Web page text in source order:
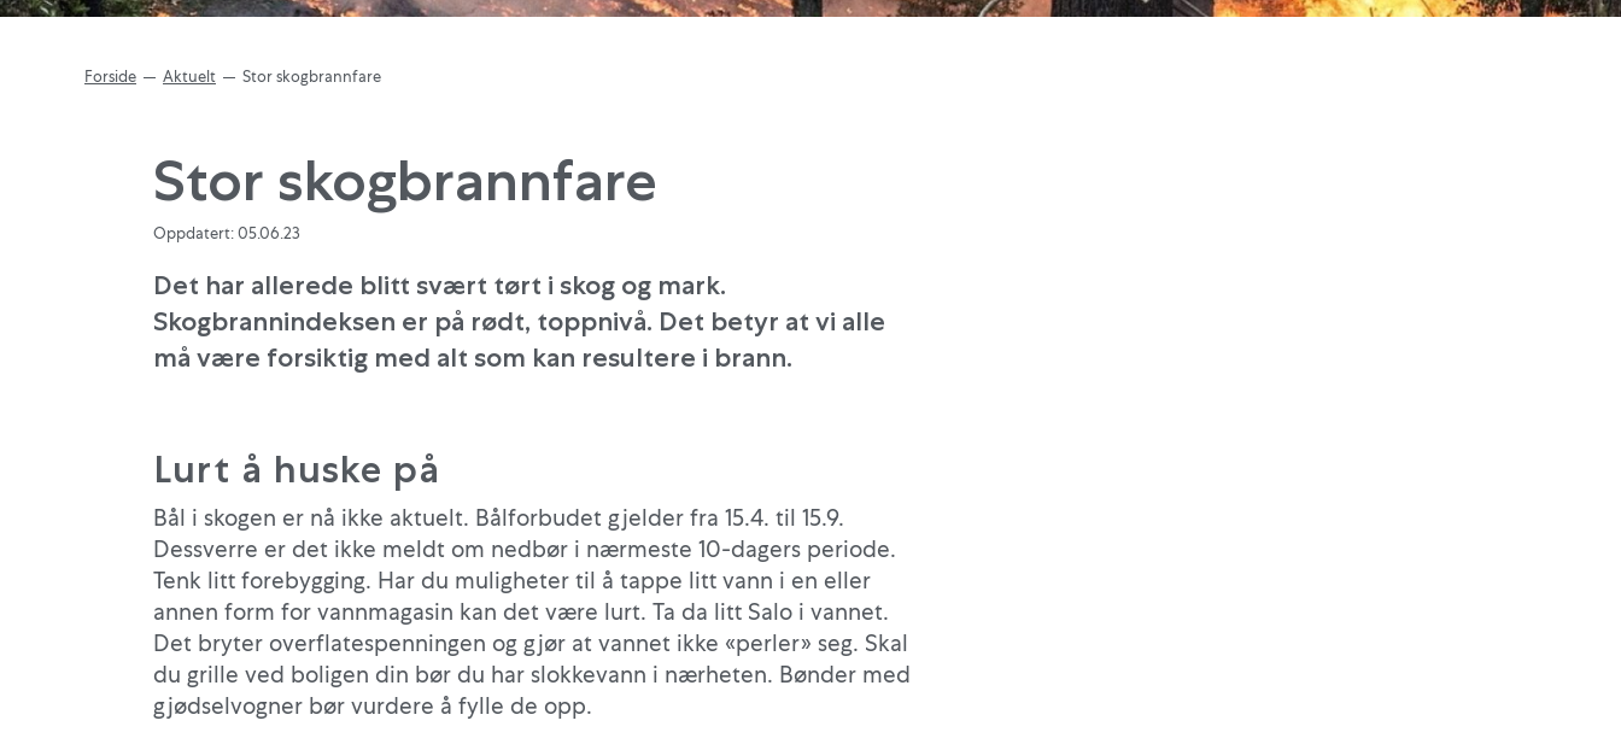
Forside Aktuelt Stor skogbrannfare
Stor skogbrannfare
Oppdatert: 05.06.23
Det har allerede blitt svært tørt i skog og mark.
Skogbrannindeksen er på rødt, toppnivå. Det betyr at vi alle
må være forsiktig med alt som kan resultere i brann.
Lurt å huske på
Bål i skogen er nå ikke aktuelt. Bålforbudet gjelder fra 15.4. til 15.9.
Dessverre er det ikke meldt om nedbør i nærmeste 10-dagers periode.
Tenk litt forebygging. Har du muligheter til å tappe litt vann i en eller
annen form for vannmagasin kan det være lurt. Ta da litt Salo i vannet.
Det bryter overflatespenningen og gjør at vannet ikke «perler» seg. Skal
du grille ved boligen din bør du har slokkevann i nærheten. Bønder med
gjødselvogner bør vurdere å fylle de opp.